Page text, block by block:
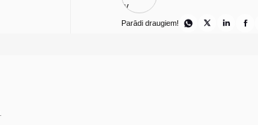
Parādi draugiem!